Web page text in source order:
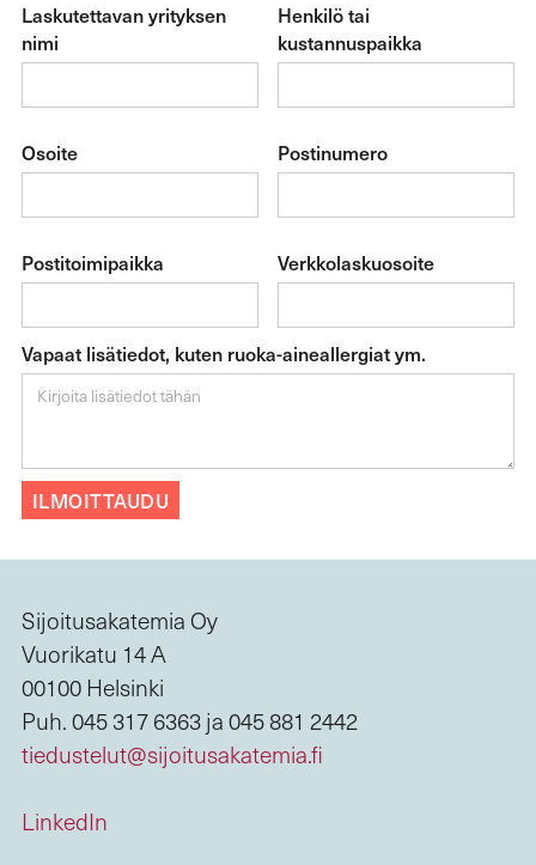
Laskutettavan yrityksen
nimi
Henkilö tai
kustannuspaikka
Osoite Postinumero
Postitoimipaikka Verkkolaskuosoite
Vapaat lisätiedot, kuten ruoka-aineallergiat ym.
Sijoitusakatemia Oy
Vuorikatu 14 A
00100 Helsinki
Puh. 045 317 6363 ja 045 881 2442
tiedustelut@sijoitusakatemia.fi
LinkedIn